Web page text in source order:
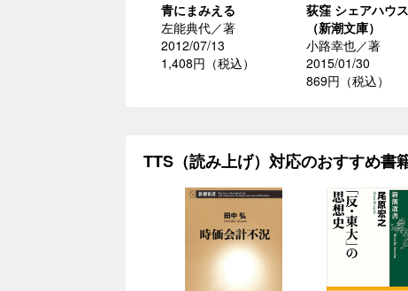
青にまみえる
左能典代／著
2012/07/13
1,408円（税込）
荻窪 シェアハウ
（新潮文庫）
小路幸也／著
2015/01/30
869円（税込）
TTS（読み上げ）対応のおすすめ書